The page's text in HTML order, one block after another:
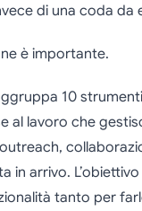
di una coda da
è importante.
10
al lavoro che
in arrivo.
tanto per